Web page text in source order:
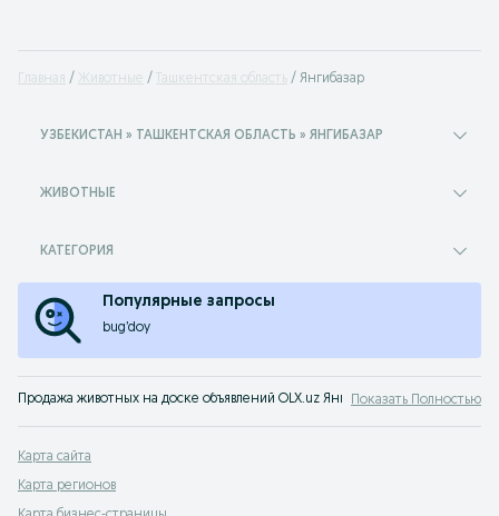
Главная Животные Ташкентская область Янгибазар
УЗБЕКИСТАН » ТАШКЕНТСКАЯ ОБЛАСТЬ » ЯНГИБАЗАР
ЖИВОТНЫЕ
КАТЕГОРИЯ
Популярные запросы
bug’doy
Продажа животных на доске объявлений OLX.uz Янгибазар. Заведи себе
Показать Полностью
Карта сайта
Карта регионов